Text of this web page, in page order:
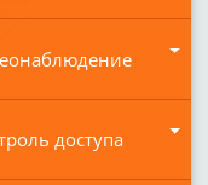
доступа